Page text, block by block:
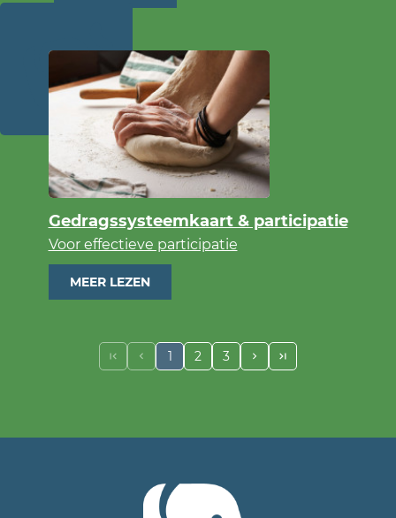
Gedragssysteemkaart & participatie
Voor effectieve participatie
MEER LEZEN
1 2 3